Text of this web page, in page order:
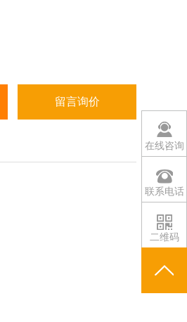
点平衡：±1%F.S
10℃ 输入阻抗：400±10Ω
留言询价
在线咨询
联系电话
二维码